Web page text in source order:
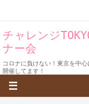
テ
ン
ツ
へ
チャレンジ
ナー会
コロナに負けない！東京を中
開催してます！